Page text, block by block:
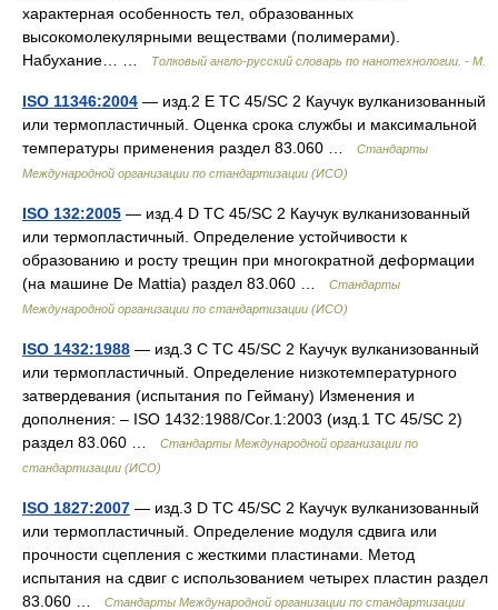
характерная особенность тел, образованных
высокомолекулярными веществами (полимерами).
Набухание… …
Толковый англо-русский словарь по нанотехнологии. - М.
ISO 11346:2004 — изд.2 E TC 45/SC 2 Каучук вулканизованный
или термопластичный. Оценка срока службы и максимальной
температуры применения раздел 83.060 …
Стандарты
Международной организации по стандартизации (ИСО)
ISO 132:2005 — изд.4 D TC 45/SC 2 Каучук вулканизованный
или термопластичный. Определение устойчивости к
образованию и росту трещин при многократной деформации
(на машине De Mattiа) раздел 83.060 …
Стандарты
Международной организации по стандартизации (ИСО)
ISO 1432:1988 — изд.3 C TC 45/SC 2 Каучук вулканизованный
или термопластичный. Определение низкотемпературного
затвердевания (испытания по Гейману) Изменения и
дополнения: – ISO 1432:1988/Cor.1:2003 (изд.1 TC 45/SC 2)
раздел 83.060 …
Стандарты Международной организации по
стандартизации (ИСО)
ISO 1827:2007 — изд.3 D TC 45/SC 2 Каучук вулканизованный
или термопластичный. Определение модуля сдвига или
прочности сцепления с жесткими пластинами. Метод
испытания на сдвиг с использованием четырех пластин раздел
83.060 …
Стандарты Международной организации по стандартизации